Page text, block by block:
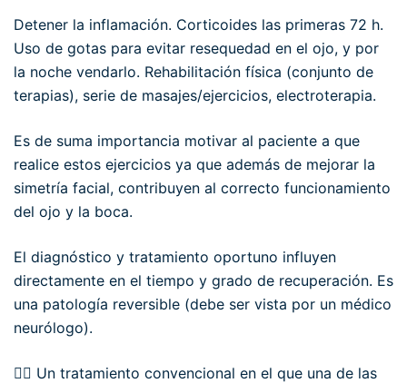
Detener la inflamación. Corticoides las primeras 72 h.
Uso de gotas para evitar resequedad en el ojo, y por
la noche vendarlo. Rehabilitación física (conjunto de
terapias), serie de masajes/ejercicios, electroterapia.
Es de suma importancia motivar al paciente a que
realice estos ejercicios ya que además de mejorar la
simetría facial, contribuyen al correcto funcionamiento
del ojo y la boca.
El diagnóstico y tratamiento oportuno influyen
directamente en el tiempo y grado de recuperación. Es
una patología reversible (debe ser vista por un médico
neurólogo).
👉🏻 Un tratamiento convencional en el que una de las